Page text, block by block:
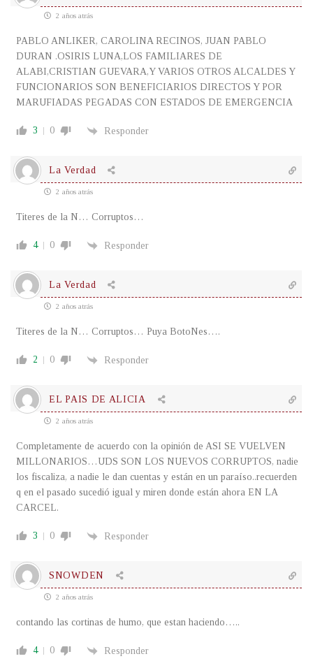
2 años atrás
PABLO ANLIKER, CAROLINA RECINOS, JUAN PABLO
DURAN .OSIRIS LUNA,LOS FAMILIARES DE
ALABI,CRISTIAN GUEVARA,Y VARIOS OTROS ALCALDES Y
FUNCIONARIOS SON BENEFICIARIOS DIRECTOS Y POR
MARUFIADAS PEGADAS CON ESTADOS DE EMERGENCIA
3 0 Responder
La Verdad
2 años atrás
Titeres de la N… Corruptos…
4 0 Responder
La Verdad
2 años atrás
Titeres de la N… Corruptos… Puya BotoNes….
2 0 Responder
EL PAIS DE ALICIA
2 años atrás
Completamente de acuerdo con la opinión de ASI SE VUELVEN
MILLONARIOS…UDS SON LOS NUEVOS CORRUPTOS, nadie
los fiscaliza, a nadie le dan cuentas y están en un paraíso..recuerden
q en el pasado sucedió igual y miren donde están ahora EN LA
CARCEL.
3 0 Responder
SNOWDEN
2 años atrás
contando las cortinas de humo, que estan haciendo…..
4 0 Responder